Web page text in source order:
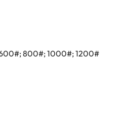
800#; 1000#; 1200#